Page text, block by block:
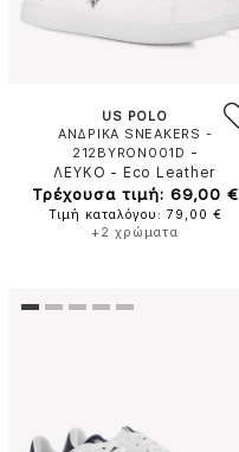
US POLO
ΑΝΔΡΙΚΑ SNEAKERS -
212BYRON001D -
ΛΕΥΚΟ - Eco Leather
Τρέχουσα τιμή: 69,00 €
Τιμή καταλόγου: 79,00 €
+2 χρώματα